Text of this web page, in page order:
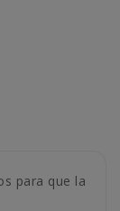
para que la